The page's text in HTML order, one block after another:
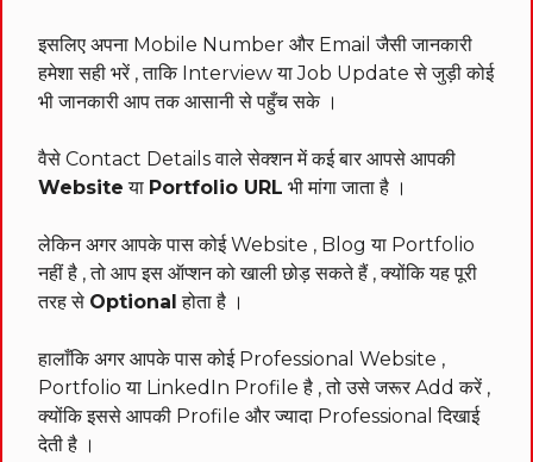
इसलिए अपना Mobile Number और Email जैसी जानकारी
हमेशा सही भरें , ताकि Interview या Job Update से जुड़ी कोई
भी जानकारी आप तक आसानी से पहुँच सके ।
वैसे Contact Details वाले सेक्शन में कई बार आपसे आपकी
Website या Portfolio URL भी मांगा जाता है ।
लेकिन अगर आपके पास कोई Website , Blog या Portfolio
नहीं है , तो आप इस ऑप्शन को खाली छोड़ सकते हैं , क्योंकि यह पूरी
तरह से Optional होता है ।
हालाँकि अगर आपके पास कोई Professional Website ,
Portfolio या LinkedIn Profile है , तो उसे जरूर Add करें ,
क्योंकि इससे आपकी Profile और ज्यादा Professional दिखाई
देती है ।